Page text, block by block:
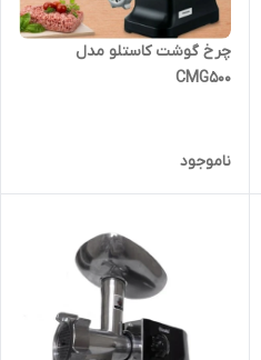
چرخ گوشت کاستلو مدل
CMG500
ناموجود